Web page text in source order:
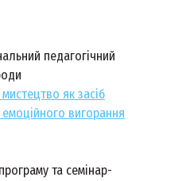
педагогічний
як засіб
вигорання
та семінар-